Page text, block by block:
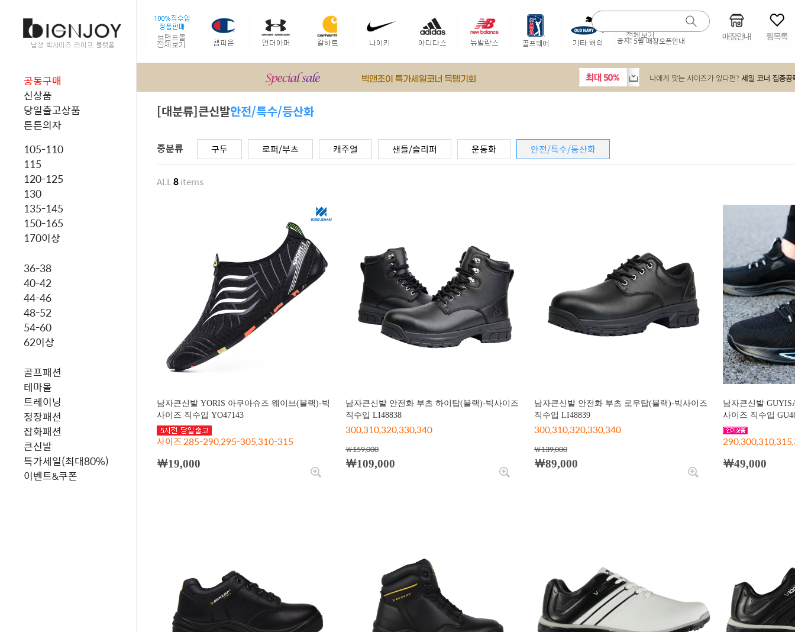
공지:5월 매장오픈안내 매장안내 찜목록
공동구매
신상품
당일출고상품
튼튼의자
105-110
115
120-125
130
135-145
150-165
170이상
36-38
40-42
44-46
48-52
54-60
62이상
골프패션
테마몰
트레이닝
정장패션
잡화패션
큰신발
특가세일(최대80%)
이벤트&쿠폰
[대분류]큰신발안전/특수/등산화
중분류 구두 로퍼/부츠 캐주얼 샌들/슬리퍼 운동화 안전/특수/등산화
ALL8items
남자큰신발 YORIS 아쿠아슈즈 웨이브(블랙)-빅
사이즈 직수입 YO47143
사이즈 285-290,295-305,310-315
￦19,000
남자큰신발 안전화 부츠 하이탑(블랙)-빅사이즈
직수입 LI48838
300,310,320,330,340
￦159,000
￦109,000
남자큰신발 안전화 부츠 로우탑(블랙)-빅사이즈
직수입 LI48839
300,310,320,330,340
￦139,000
￦89,000
남자큰신발
사이즈 직수입
￦49,000